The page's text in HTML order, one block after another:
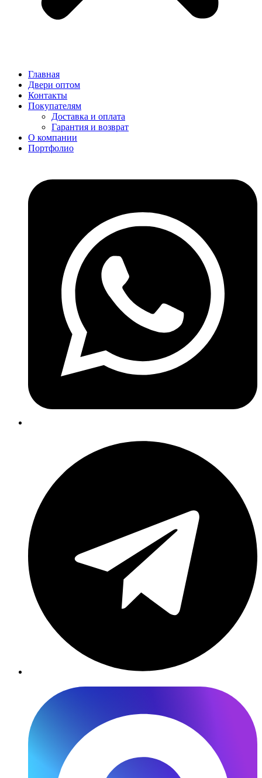
Главная
Двери оптом
Контакты
Покупателям
Доставка и оплата
Гарантия и возврат
О компании
Портфолио